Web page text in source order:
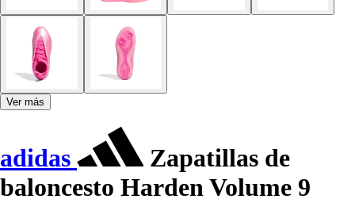
Ver más
adidas
Zapatillas de
baloncesto Harden Volume 9